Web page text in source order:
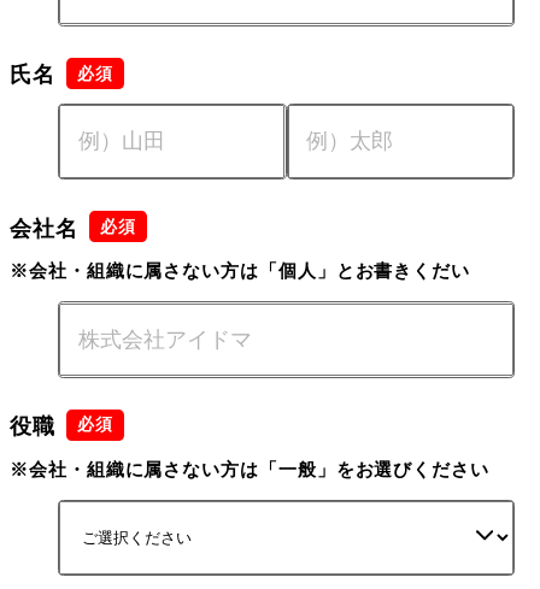
氏名
会社名
※会社・組織に属さない方は「個人」とお書きくだい
役職
※会社・組織に属さない方は「一般」をお選びください